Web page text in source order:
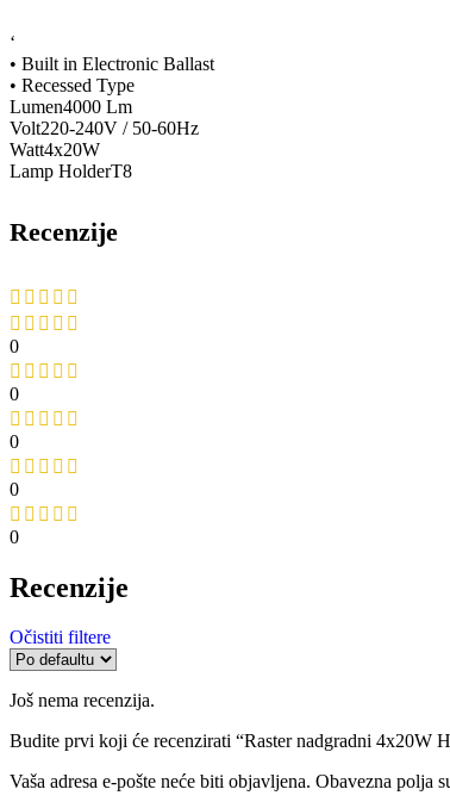
‘
• Built in Electronic Ballast
• Recessed Type
Lumen4000 Lm
Volt220-240V / 50-60Hz
Watt4x20W
Lamp HolderT8
Recenzije
0
0
0
0
0
Recenzije
Očistiti filtere
Još nema recenzija.
Budite prvi koji će recenzirati “Raster nadgradni 4x20W
Vaša adresa e-pošte neće biti objavljena. Obavezna polja